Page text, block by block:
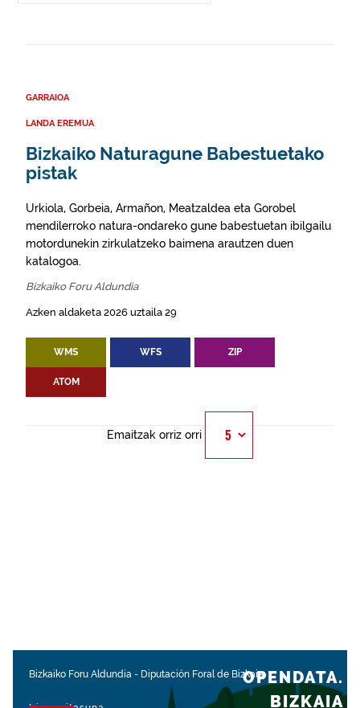
GARRAIOA
LANDA EREMUA
Bizkaiko Naturagune Babestuetako
pistak
Urkiola, Gorbeia, Armañon, Meatzaldea eta Gorobel
mendilerroko natura-ondareko gune babestuetan ibilgailu
motordunekin zirkulatzeko baimena arautzen duen
katalogoa.
Bizkaiko Foru Aldundia
Azken aldaketa 2026 uztaila 29
WMS WFS ZIP
ATOM
Emaitzak orriz orri
Bizkaiko Foru Aldundia - Diputación Foral de BizkaiaOPENDATA.
BIZKAIA